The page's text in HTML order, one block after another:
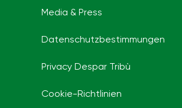
Media & Press
Datenschutzbestimmungen
Privacy Despar Tribù
Cookie-Richtlinien